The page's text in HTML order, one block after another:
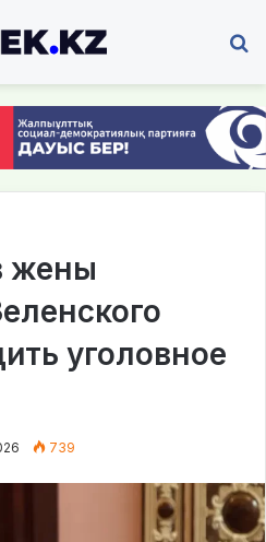
жены
уголовное
739